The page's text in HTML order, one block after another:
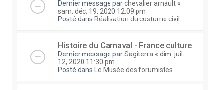
Dernier message parchevalier arnault «
sam. déc. 19, 2020 12:09 pm
Posté dans Réalisation du costume civil
Histoire du Carnaval - France culture
Dernier message parSagiterra « dim. juil.
12, 2020 11:30 pm
Posté dans
Le Musée des forumistes